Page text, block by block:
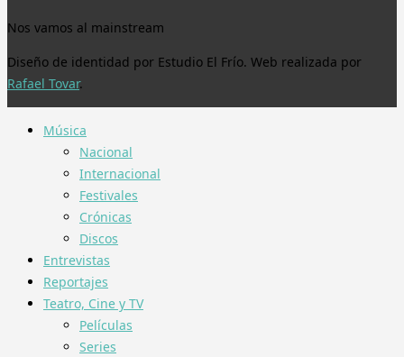
Nos vamos al mainstream
Diseño de identidad por Estudio El Frío. Web realizada por
Rafael Tovar.
Música
Nacional
Internacional
Festivales
Crónicas
Discos
Entrevistas
Reportajes
Teatro, Cine y TV
Películas
Series